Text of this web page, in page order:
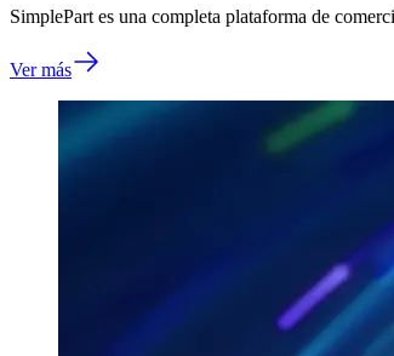
SimplePart es una completa plataforma de
Ver más